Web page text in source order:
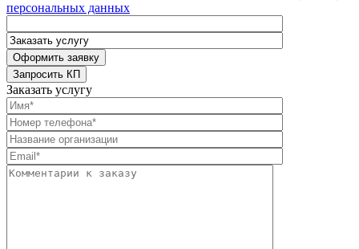
персональных данных
Заказать услугу